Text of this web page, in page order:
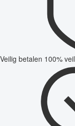
Veilig betalen 100%